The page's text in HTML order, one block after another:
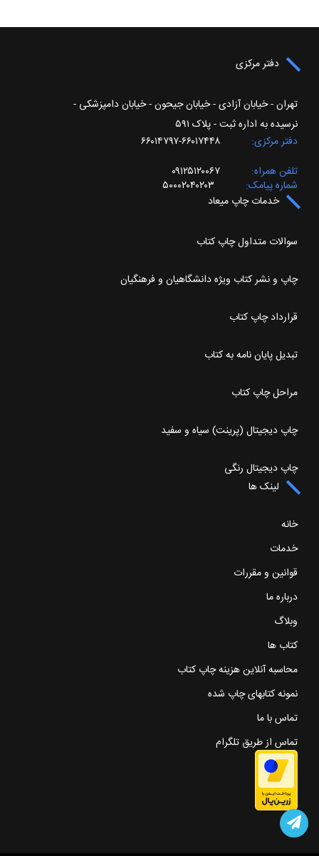
دفتر مرکزی
تهران - خیابان آزادی - خیابان جیحون - خیابان دامپزشکی -
نرسیده به اداره ثبت - پلاک ۵۹۱
دفتر مرکزی
۶۶۰۱۷۴۴۸-۶۶۰۱۴۷۹۷
تلفن همراه
۰۹۱۲۵۱۲۰۰۶۷
شماره پیامک
۵۰۰۰۲۰۴۰۲۰۳
خدمات چاپ میعاد
سوالات متداول چاپ کتاب
چاپ و نشر کتاب ویژه دانشگاهیان و فرهنگیان
قرارداد چاپ کتاب
تبدیل پایان نامه به کتاب
مراحل چاپ کتاب
چاپ دیجیتال (پرینت) سیاه و سفید
چاپ دیجیتال رنگی
لینک ها
خانه
خدمات
قوانین و مقررات
درباره ما
وبلاگ
کتاب ها
محاسبه آنلاین هزینه چاپ کتاب
نمونه کتابهای چاپ شده
تماس با ما
تماس از طریق تلگرام